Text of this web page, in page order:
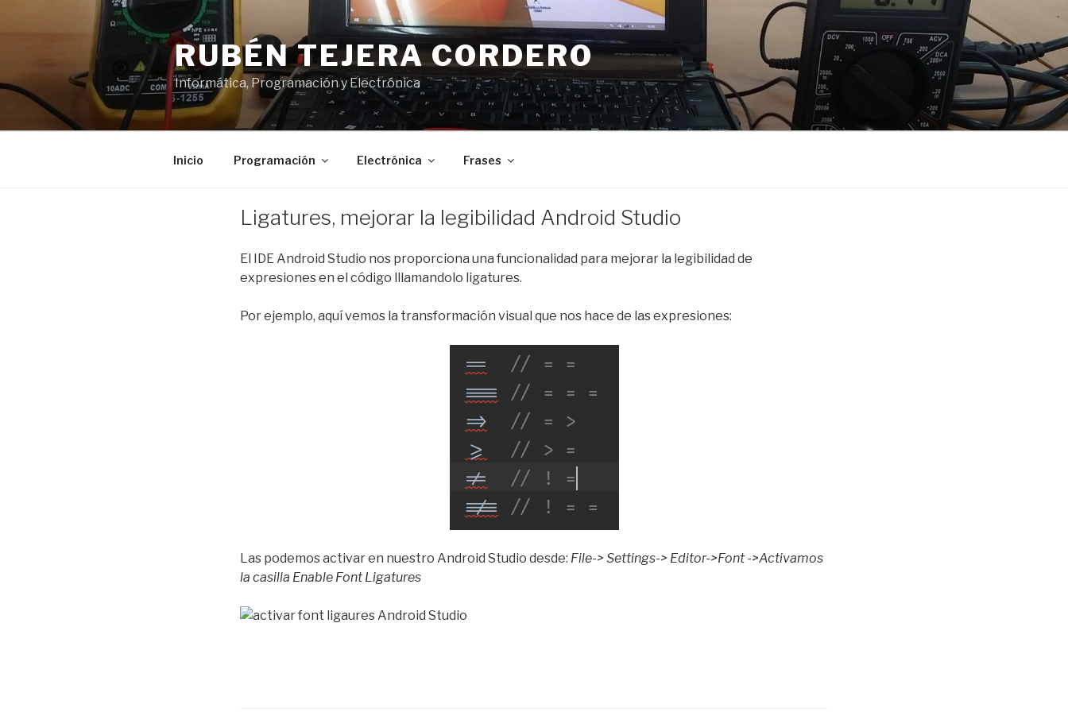
RUBÉN TEJERA CORDERO
Informática, Programación y Electrónica
Inicio Programación Electrónica Frases
Ligatures, mejorar la legibilidad Android Studio
El IDE Android Studio nos proporciona una funcionalidad para mejorar la legibilidad de
expresiones en el código lllamandolo ligatures.
Por ejemplo, aquí vemos la transformación visual que nos hace de las expresiones:
Las podemos activar en nuestro Android Studio desde: File-> Settings-> Editor->Font ->Activamos
la casilla Enable Font Ligatures